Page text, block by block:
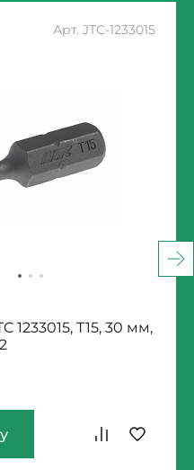
Арт. JTC-1233015
1233015, T15, 30 мм,